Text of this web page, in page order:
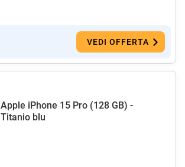
VEDI OFFERTA
Apple iPhone 15 Pro (128 GB) -
Titanio blu